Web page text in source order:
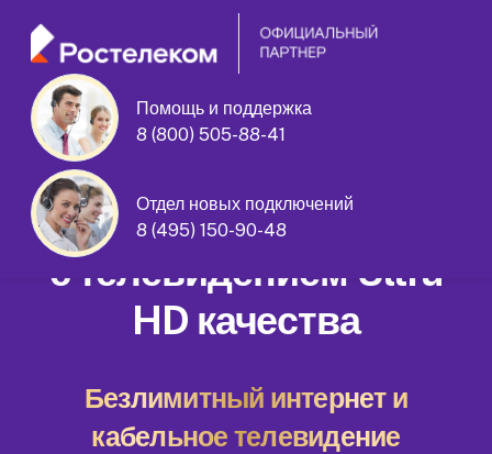
Помощь и поддержка
8 (800) 505-88-41
Отдел новых подключений
8 (495) 150-90-48
Гарибальди улица дом 22 корпус 1
Домашний интернет
с телевидением Ultra
HD качества
Безлимитный интернет и
кабельное телевидение